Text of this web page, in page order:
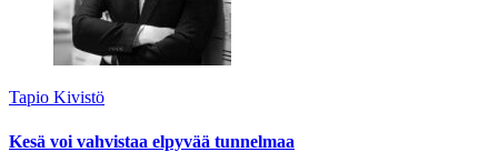
Tapio Kivistö
Kesä voi vahvistaa elpyvää tunnelmaa